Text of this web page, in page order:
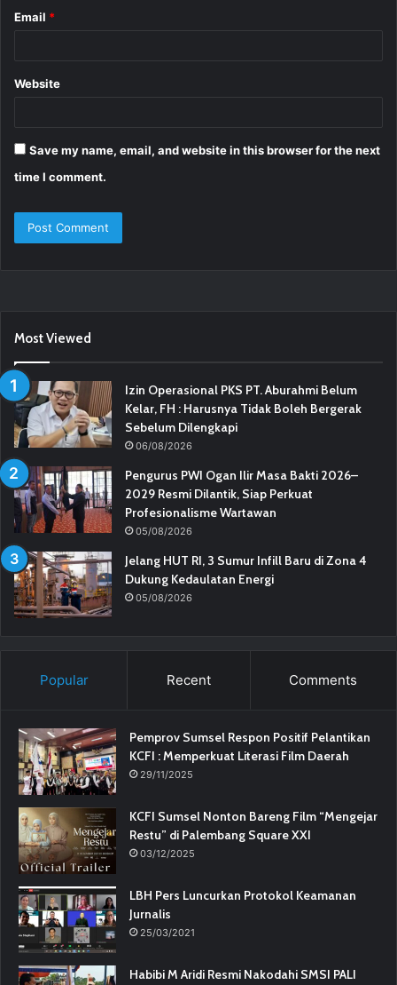
Email *
Website
Save my name, email, and website in this browser for the next
time I comment.
Most Viewed
Izin Operasional PKS PT. Aburahmi Belum
Kelar, FH : Harusnya Tidak Boleh Bergerak
Sebelum Dilengkapi
06/08/2026
Pengurus PWI Ogan Ilir Masa Bakti 2026–
2029 Resmi Dilantik, Siap Perkuat
Profesionalisme Wartawan
05/08/2026
Jelang HUT RI, 3 Sumur Infill Baru di Zona 4
Dukung Kedaulatan Energi
05/08/2026
Popular Recent Comments
Pemprov Sumsel Respon Positif Pelantikan
KCFI : Memperkuat Literasi Film Daerah
29/11/2025
KCFI Sumsel Nonton Bareng Film “Mengejar
Restu” di Palembang Square XXI
03/12/2025
LBH Pers Luncurkan Protokol Keamanan
Jurnalis
25/03/2021
Habibi M Aridi Resmi Nakodahi SMSI PALI